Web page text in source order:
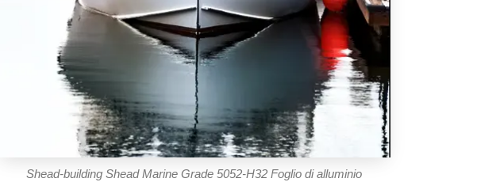
Shead-building Shead Marine Grade 5052-H32 Foglio di alluminio